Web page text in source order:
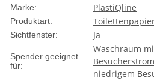
Marke: PlastiQline
Produktart:
Sichtfenster: Ja
Spender geeignet
für:
Waschraum
Besucherstrom
niedrigem